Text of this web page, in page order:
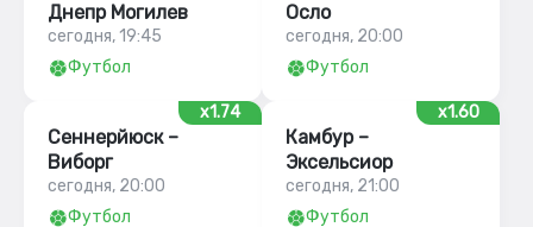
Днепр Могилев
сегодня, 19:45
Футбол
Осло
сегодня, 20:00
Футбол
x1.74
Сеннерйюск –
Виборг
сегодня, 20:00
Футбол
x1.60
Камбур –
Эксельсиор
сегодня, 21:00
Футбол